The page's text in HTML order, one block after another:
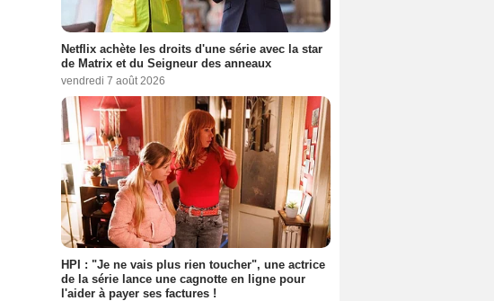
Netflix achète les droits d'une série avec la star
de Matrix et du Seigneur des anneaux
vendredi 7 août 2026
HPI : "Je ne vais plus rien toucher", une actrice
de la série lance une cagnotte en ligne pour
l'aider à payer ses factures !